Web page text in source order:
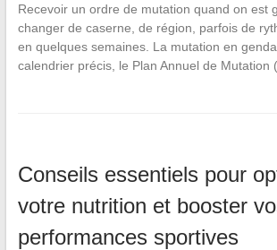
Recevoir un ordre de mutation quand on est
changer de caserne, de région, parfois de
en quelques semaines. La mutation en
calendrier précis, le Plan Annuel de Mutation
Conseils essentiels pour
votre nutrition et booster
performances sportives